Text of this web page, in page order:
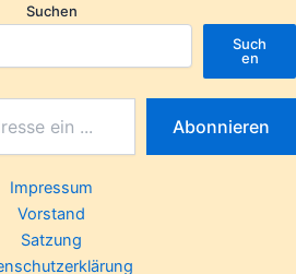
Suchen
Such
en
Abonnieren
Impressum
Vorstand
Satzung